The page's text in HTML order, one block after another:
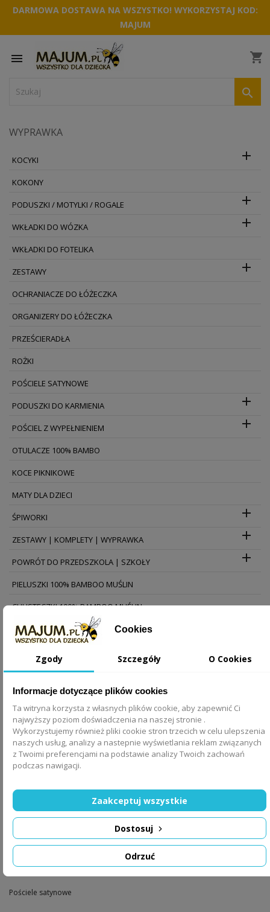
DARMOWA DOSTAWA NA WSZYSTKO! WYKORZYSTAJ KOD:
MAJUM
 shopping_cart

WYPRAWKA
KOCYKI 
KOKONY
PODUSZKI / MOTYLKI / ROGALE 
WKŁADKI DO WÓZKA 
WKŁADKI DO FOTELIKA
ZESTAWY 
OCHRANIACZE DO ŁÓŻECZKA
ORGANIZERY DO ŁÓŻECZKA
PRZEŚCIERADŁA
ROŻKI
POŚCIELE SATYNOWE
PODUSZKI DO KARMIENIA 
POŚCIEL Z WYPEŁNIENIEM 
OTULACZE 100% BAMBO
KOCE PIKNIKOWE
MATY DLA DZIECI
ŚPIWORKI 
ZESTAWY | KOMPLETY | WYPRAWKA 
POWRÓT DO PRZEDSZKOLA | SZKOŁY 
PIELUSZKI 100% BAMBOO MUŚLIN
CHUSTECZKI 100% BAMBOO MUŚLIN
RĘCZNIKI BAMBUSOWE
RĘCZNIKI
NARZUTY NA ŁÓŻKO DZIECIĘCE
PONCHO PRZECIWDESZCZOWE
POŚCIELE SATYNOWE
Przepraszamy za niedogodności.
Wyszukaj ponownie to co szukasz

Pościele satynowe
Cookies
Zgody Szczegóły O Cookies
Informacje dotyczące plików cookies
Ta witryna korzysta z własnych plików cookie, aby zapewnić Ci
najwyższy poziom doświadczenia na naszej stronie .
Wykorzystujemy również pliki cookie stron trzecich w celu ulepszenia
naszych usług, analizy a nastepnie wyświetlania reklam związanych
z Twoimi preferencjami na podstawie analizy Twoich zachowań
podczas nawigacji.
Odrzuć
Dostosuj
Zaakceptuj wszystkie